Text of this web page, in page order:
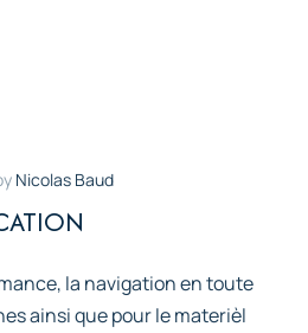
Nicolas Baud
la navigation en toute
ainsi que pour le materièl